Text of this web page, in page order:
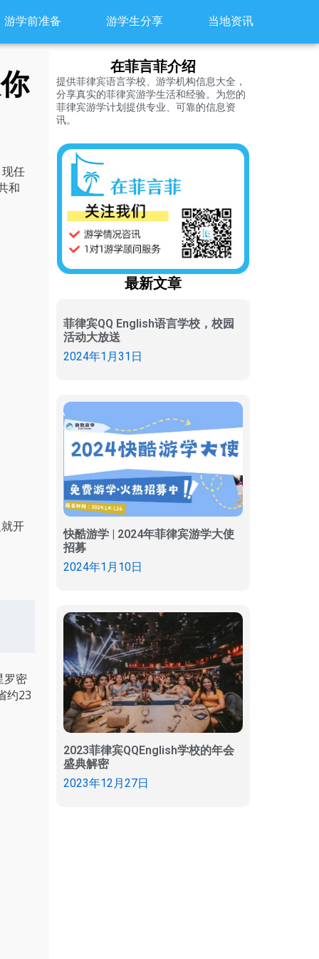
游学前准备 游学生分享 当地资讯
任
和
开
罗密
约23
在菲言菲介绍
提供菲律宾语言学校、游学机构信息大全，
分享真实的菲律宾游学生活和经验。为您的
菲律宾游学计划提供专业、可靠的信息资
讯。
最新文章
菲律宾QQ English语言学校，校园
活动大放送
2024年1月31日
快酷游学 | 2024年菲律宾游学大使
招募
2024年1月10日
2023菲律宾QQEnglish学校的年会
盛典解密
2023年12月27日